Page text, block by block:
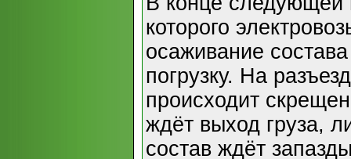
которого
осаживание
погрузку. На
происходит
ждёт выход груза,
состав ждёт